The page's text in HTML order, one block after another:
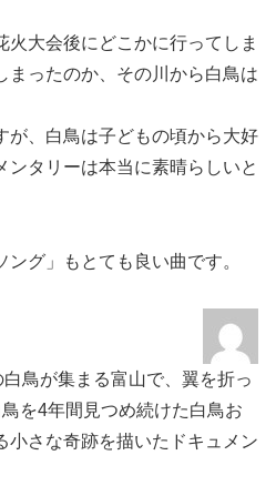
火大会後にどこかに行ってしま
まったのか、その川から白鳥は
が、白鳥は子どもの頃から大好
ンタリーは本当に素晴らしいと
グ」もとても良い曲です。
鳥が集まる富山で、翼を折っ
を4年間見つめ続けた白鳥お
小さな奇跡を描いたドキュメン